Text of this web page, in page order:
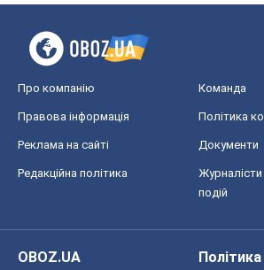
Про компанію Команда
Правова інформація Політика
Реклама на сайті Документи
Редакційна політика
Журналісти
подій
OBOZ.UA
Політика